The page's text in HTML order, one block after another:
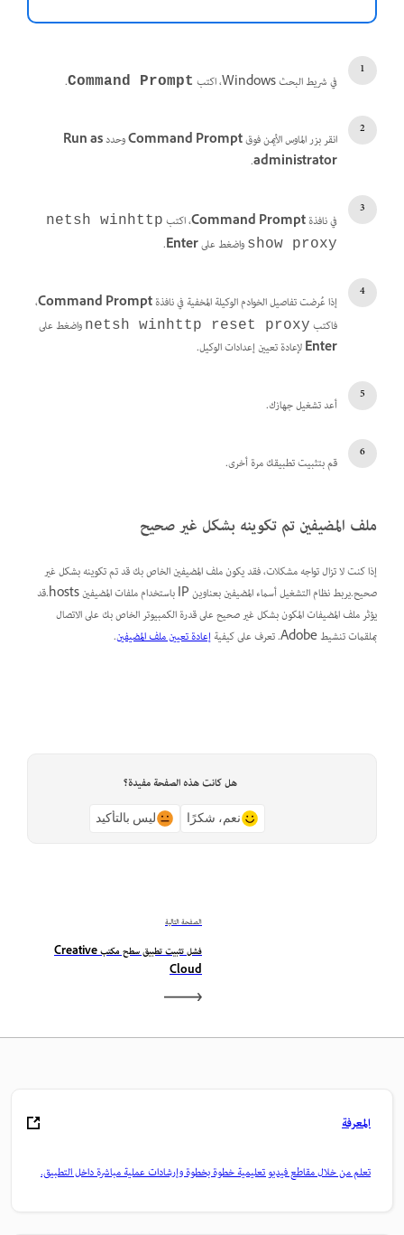
في شريط البحث Windows، اكتب Command Prompt
.
انقر بزر الماوس الأيمن فوقCommand Promptوحدد Runas
administrator
.
في نافذة Command Prompt ، اكتب netsh winhttp
show proxy واضغط علىEnter
.
إذا عُرضت تفاصيل الخوادم الوكيلة المخفية في نافذة Command Prompt
،
فاكتب netsh winhttp reset proxy واضغط على
Enterلإعادة تعيين إعدادات الوكيل.
أعد تشغيل جهازك.
قم بتثبيت تطبيقك مرة أخرى.
ملف المضيفين تم تكوينه بشكل غير صحيح
إذا كنت لا تزال تواجه مشكلات، فقد يكون ملف المضيفين الخاص بك قد تم تكوينه بشكل غير
صحيح.يربط نظام التشغيل أسماء المضيفين بعناوين IP باستخدام ملفات المضيفين hosts.قد
يؤثر ملف المضيفات المكون بشكل غير صحيح على قدرة الكمبيوتر الخاص بك على الاتصال
بملقمات تنشيط Adobe. تعرف على كيفية
إعادة تعيين ملف المضيفين.
هل كانت هذه الصفحة مفيدة؟
نعم، شكرًا ليس بالتأكيد
الصفحة التالية
فشل تثبيت تطبيق سطح مكتب Creative
Cloud
المعرفة
تعلم من خلال مقاطع فيديو تعليمية خطوة بخطوة وإرشادات عملية مباشرة داخل التطبيق.